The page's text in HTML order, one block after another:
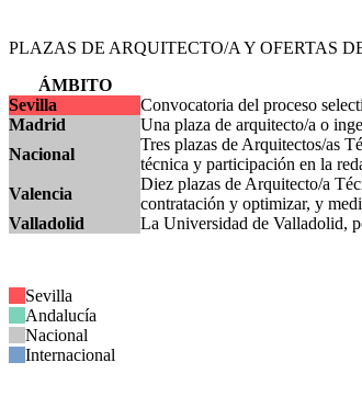
PLAZAS DE ARQUITECTO/A Y OFERTAS
ÁMBITO
Sevilla
Convocatoria del proceso
Madrid
Una plaza de arquitecto/a o
Nacional
Tres plazas de Arquitectos/as
técnica y participación en la
Valencia
Diez plazas de Arquitecto/a
contratación y optimizar, y
Valladolid
La Universidad de Valladolid,
Sevilla
Andalucía
Nacional
Internacional